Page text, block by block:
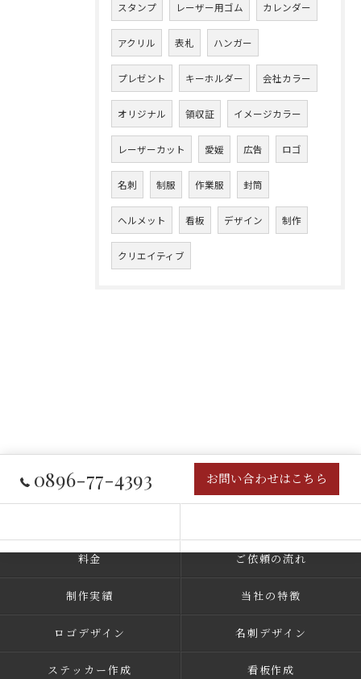
スタンプ レーザー用ゴム カレンダー
アクリル 表札 ハンガー
プレゼント キーホルダー 会社カラー
オリジナル 領収証 イメージカラー
レーザーカット 愛媛 広告 ロゴ
名刺 制服 作業服 封筒
ヘルメット 看板 デザイン 制作
クリエイティブ
0896-77-4393 お問い合わせはこちら
料金 ご依頼の流れ
制作実績 当社の特徴
ロゴデザイン 名刺デザイン
ステッカー作成 看板作成